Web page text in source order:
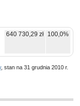
640 730,29 zł 100,0%
, stan na 31 grudnia 2010 r.